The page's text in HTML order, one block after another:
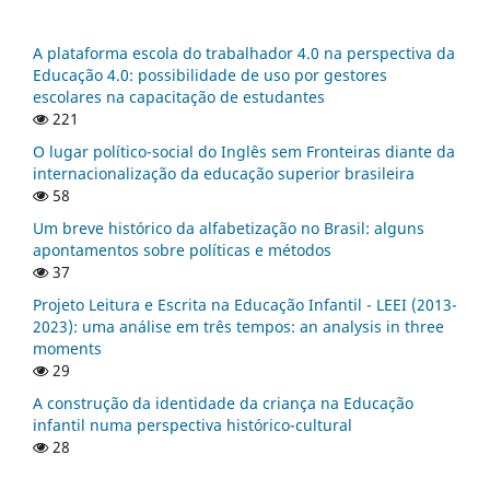
A plataforma escola do trabalhador 4.0 na perspectiva da
Educação 4.0: possibilidade de uso por gestores
escolares na capacitação de estudantes
221
O lugar político-social do Inglês sem Fronteiras diante da
internacionalização da educação superior brasileira
58
Um breve histórico da alfabetização no Brasil: alguns
apontamentos sobre políticas e métodos
37
Projeto Leitura e Escrita na Educação Infantil - LEEI (2013-
2023): uma análise em três tempos: an analysis in three
moments
29
A construção da identidade da criança na Educação
infantil numa perspectiva histórico-cultural
28